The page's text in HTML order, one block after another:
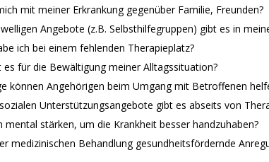
mit meiner Erkrankung gegenüber Familie, Freunden?
Angebote (z.B. Selbsthilfegruppen) gibt es in
ich bei einem fehlenden Therapieplatz?
es für die Bewältigung meiner Alltagssituation?
können Angehörigen beim Umgang mit Betroffenen
Unterstützungsangebote gibt es abseits von
mental stärken, um die Krankheit besser handzuhaben?
medizinischen Behandlung gesundheitsfördernde